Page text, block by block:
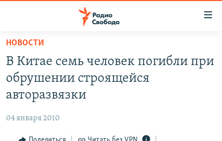
упрощенного
доступа
Вернуться
основному
Вернутся
ПОДКАСТЫ
АВТОРСКИЕ ПРОЕКТЫ
МНЕНИЯ
НОВОСТИ
В Китае семь человек погибли при
обрушении строящейся
авторазвязки
04 января 2010